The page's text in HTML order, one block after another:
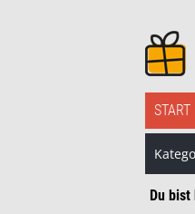
START
Du bist